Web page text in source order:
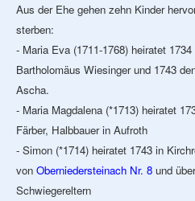
Aus der Ehe gehen zehn Kinder
sterben:
- Maria Eva (1711-1768) heiratet
Bartholomäus Wiesinger und 1743
Ascha.
- Maria Magdalena (*1713) heiratet
Färber, Halbbauer in Aufroth
- Simon (*1714) heiratet 1743 in
von Oberniedersteinach Nr. 8 und
Schwiegereltern